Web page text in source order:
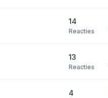
14
Reacties
13
Reacties
4